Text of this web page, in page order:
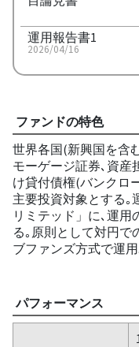
運用報告書1
2026/04/16
ファンドの特色
世界各国(新興国を含
モーゲージ証券､資産
け貸付債権(バンクロ
主要投資対象とする｡
リミテッド」に､運用
る｡原則として対円で
ブファンズ方式で運用
パフォーマンス